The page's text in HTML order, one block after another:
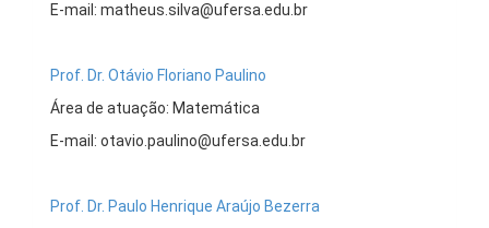
E-mail: matheus.silva@ufersa.edu.br
Prof. Dr. Otávio Floriano Paulino
Área de atuação: Matemática
E-mail: otavio.paulino@ufersa.edu.br
Prof. Dr. Paulo Henrique Araújo Bezerra